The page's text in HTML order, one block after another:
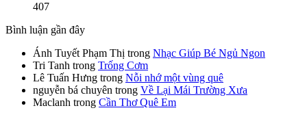
407
Bình luận gần đây
Ánh Tuyết Phạm Thị trong Nhạc Giúp Bé Ngủ Ngon
Tri Tanh trong Trống Cơm
Lê Tuấn Hưng trong Nỗi nhớ một vùng quê
nguyễn bá chuyên trong Về Lại Mái Trường Xưa
Maclanh trong Cần Thơ Quê Em